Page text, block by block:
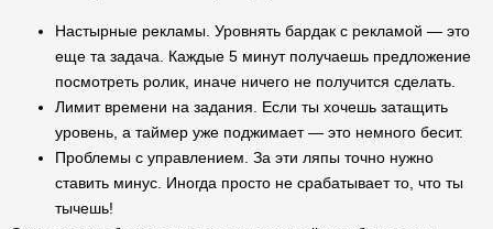
Настырные рекламы. Уровнять бардак с рекламой — это
еще та задача. Каждые 5 минут получаешь предложение
посмотреть ролик, иначе ничего не получится сделать.
Лимит времени на задания. Если ты хочешь затащить
уровень, а таймер уже поджимает — это немного бесит.
Проблемы с управлением. За эти ляпы точно нужно
ставить минус. Иногда просто не срабатывает то, что ты
тычешь!